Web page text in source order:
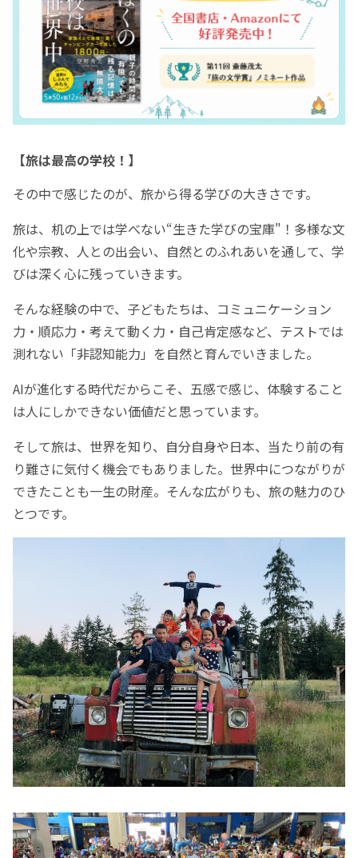
【旅は最高の学校！】
その中で感じたのが、旅から得る学びの大きさです。
旅は、机の上では学べない“生きた学びの宝庫"！多様な文
化や宗教、人との出会い、自然とのふれあいを通して、学
びは深く心に残っていきます。
そんな経験の中で、子どもたちは、コミュニケーション
力・順応力・考えて動く力・自己肯定感など、テストでは
測れない「非認知能力」を自然と育んでいきました。
AIが進化する時代だからこそ、五感で感じ、体験すること
は人にしかできない価値だと思っています。
そして旅は、世界を知り、自分自身や日本、当たり前の有
り難さに気付く機会でもありました。世界中につながりが
できたことも一生の財産。そんな広がりも、旅の魅力のひ
とつです。